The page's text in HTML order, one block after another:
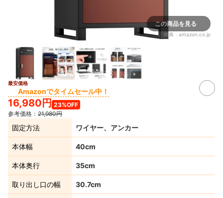
この商品を見る
出典： amazon.co.jp
最安価格
Amazonでタイムセール中！
16,980円 23%OFF
参考価格： 21,980円
固定方法 ワイヤー、アンカー
本体幅 40cm
本体奥行 35cm
取り出し口の幅 30.7cm